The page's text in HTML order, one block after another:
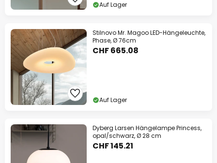
Auf Lager
Stilnovo Mr. Magoo LED-Hängeleuchte,
Phase, Ø 76cm
CHF 665.08
Auf Lager
Dyberg Larsen Hängelampe Princess,
opal/schwarz, Ø 28 cm
CHF 145.21